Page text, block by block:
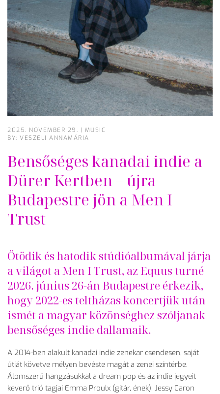
2025. NOVEMBER 29. | MUSIC
BY: VESZELI ANNAMÁRIA
Bensőséges kanadai indie a
Dürer Kertben – újra
Budapestre jön a Men I
Trust
Ötödik és hatodik stúdióalbumával járja
a világot a Men I Trust, az Equus turné
2026. június 26-án Budapestre érkezik,
hogy 2022-es teltházas koncertjük után
ismét a magyar közönséghez szóljanak
bensőséges indie dallamaik.
A 2014-ben alakult kanadai indie zenekar csendesen, saját
útját követve mélyen bevéste magát a zenei színtérbe.
Álomszerű hangzásukkal a dream pop és az indie jegyeit
keverő trió tagjai Emma Proulx (gitár, ének), Jessy Caron